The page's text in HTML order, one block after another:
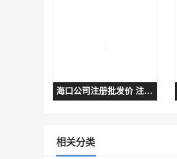
海口公司注册批发价 注册公司办理快 公司起名省钱
相关分类